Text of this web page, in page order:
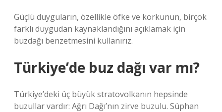
Güçlü duyguların, özellikle öfke ve korkunun, birçok
farklı duygudan kaynaklandığını açıklamak için
buzdağı benzetmesini kullanırız.
Türkiye’de buz dağı var mı?
Türkiye’deki üç büyük stratovolkanın hepsinde
buzullar vardır: Ağrı Dağı’nın zirve buzulu. Süphan